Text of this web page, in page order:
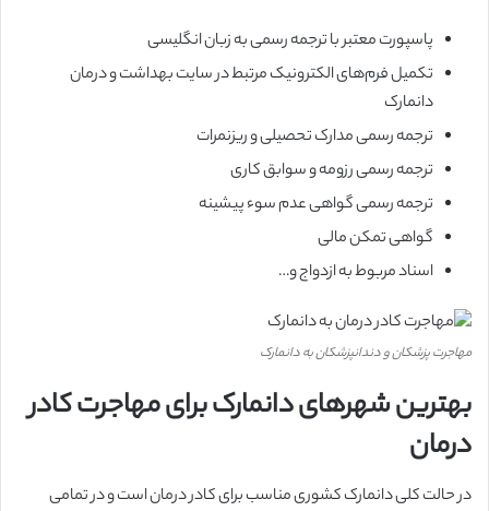
پاسپورت معتبر با ترجمه رسمی به زبان انگلیسی
تکمیل فرم‌های الکترونیک مرتبط در سایت بهداشت و درمان
دانمارک
ترجمه رسمی مدارک تحصیلی و ریزنمرات
ترجمه رسمی رزومه و سوابق کاری
ترجمه رسمی گواهی عدم سوء پیشینه
گواهی تمکن مالی
اسناد مربوط به ازدواج و…
مهاجرت پزشکان و دندانپزشکان به دانمارک
بهترین شهرهای دانمارک برای مهاجرت کادر
درمان
در حالت کلی دانمارک کشوری مناسب برای کادر درمان است و در تمامی